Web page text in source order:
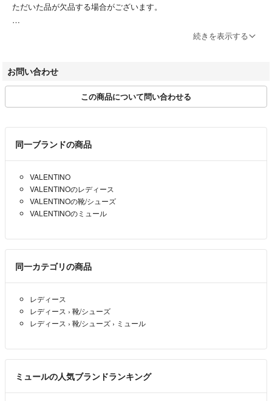
ただいた品が欠品する場合がございます。
ブランドによってサイズ表記方法が様々です。必ず実寸サイズをご確認
ましてはご容赦ください。
商品画像はできる限り現品を再現するよう心がけておりますが、ご利用
ゆえに付属品が揃ってない場合がございます。
商品状態は掲載前に十分な確認を行っておりますが、重大な見落としが
ございました際はご返品を承ります。サイズが合わない、イメージが違
う、間違えた等お客様都合での返品はお受けしておりません。
・ご注文の商品と異なる商品が届いた場合
はご返品をお受けしております。
商品到着から5日以内にご連絡、返品受付後5日以内に当店に商品をご
ねます。 必ず商品を受け取られた際に状態の確認をお願いいたしま
す。
クリーニングやアフターサービス代等の商品代金以上のご請求、不良品
当アカウントはラクマ公式パートナーです。
続きを表示する
お問い合わせ
この商品について問い合わせる
同一ブランドの商品
VALENTINO
VALENTINOのレディース
VALENTINOの靴/シューズ
VALENTINOのミュール
同一カテゴリの商品
レディース
レディース › 靴/シューズ
レディース › 靴/シューズ › ミュール
ミュールの人気ブランドランキング